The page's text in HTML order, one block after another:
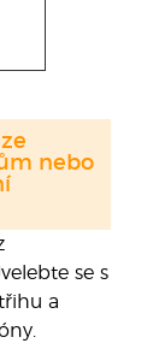
se s
a
nebo